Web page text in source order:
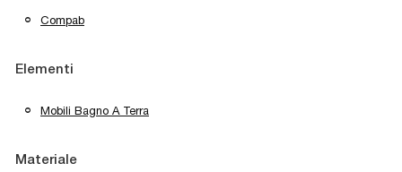
Compab
Elementi
Mobili Bagno A Terra
Materiale